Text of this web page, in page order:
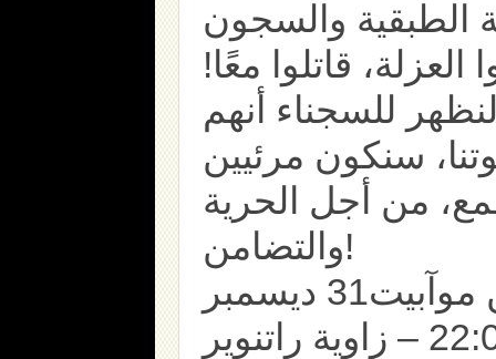
قاتلوا معًا!
للسجناء أنهم
سنكون مرئيين
من أجل الحرية
والتضامن!
تجمع ومظاهرة أمام سجن موآبيت31 ديسمبر
2024 في الساعة 22:00 – زاوية راتنوير